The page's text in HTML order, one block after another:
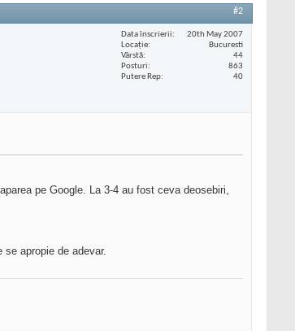
#2
Data înscrierii
20th May 2007
Locaţie
Bucuresti
Vârstă
44
Posturi
863
Putere Rep
40
pe Google. La 3-4 au fost ceva deosebiri,
apropie de adevar.